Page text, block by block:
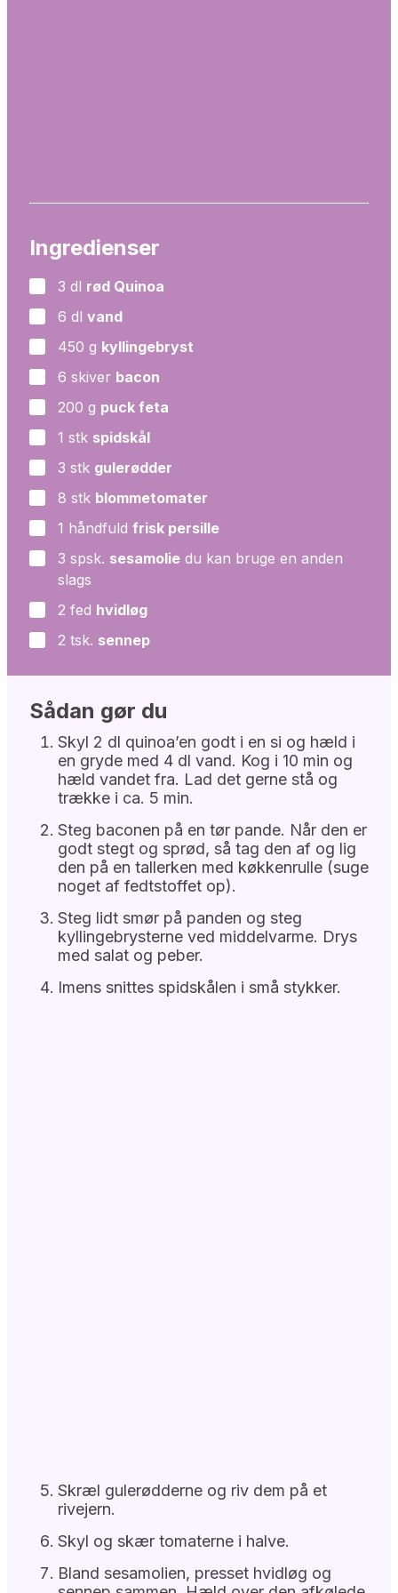
Ingredienser
▢
3 dl rød Quinoa
▢
6 dl vand
▢
450 g kyllingebryst
▢
6 skiver bacon
▢
200 g puck feta
▢
1 stk spidskål
▢
3 stk gulerødder
▢
8 stk blommetomater
▢
1 håndfuld frisk persille
▢
3 spsk. sesamolie du kan bruge en anden
slags
▢
2 fed hvidløg
▢
2 tsk. sennep
Sådan gør du
Skyl 2 dl quinoa’en godt i en si og hæld i
en gryde med 4 dl vand. Kog i 10 min og
hæld vandet fra. Lad det gerne stå og
trække i ca. 5 min.
Steg baconen på en tør pande. Når den er
godt stegt og sprød, så tag den af og lig
den på en tallerken med køkkenrulle (suge
noget af fedtstoffet op).
Steg lidt smør på panden og steg
kyllingebrysterne ved middelvarme. Drys
med salat og peber.
Imens snittes spidskålen i små stykker.
Skræl gulerødderne og riv dem på et
rivejern.
Skyl og skær tomaterne i halve.
Bland sesamolien, presset hvidløg og